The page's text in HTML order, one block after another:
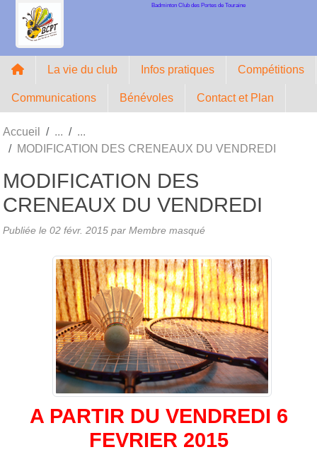
Badminton Club des Portes de Touraine
La vie du club Infos pratiques Compétitions
Communications Bénévoles Contact et Plan
Accueil
MODIFICATION DES CRENEAUX DU VENDREDI
MODIFICATION DES
CRENEAUX DU VENDREDI
Publiée le 02 févr. 2015 par Membre masqué
A PARTIR DU VENDREDI 6
FEVRIER 2015
Panneau de gestion des cookies